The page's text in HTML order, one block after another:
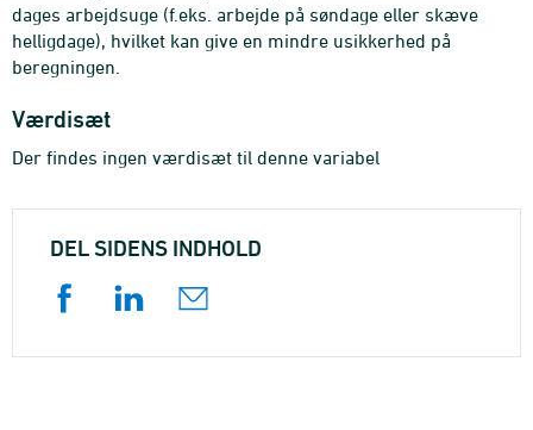
dages arbejdsuge (f.eks. arbejde på søndage eller skæve
helligdage), hvilket kan give en mindre usikkerhed på
beregningen.
Værdisæt
Der findes ingen værdisæt til denne variabel
DEL SIDENS INDHOLD